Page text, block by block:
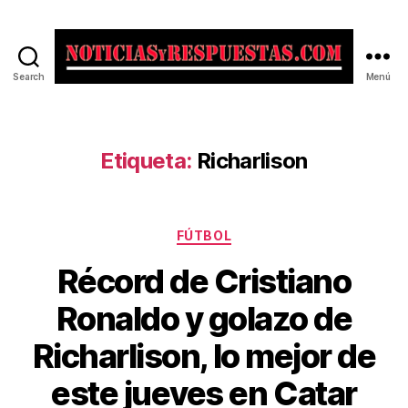
Search Menú
Etiqueta: Richarlison
Categorías
FÚTBOL
Récord de Cristiano
Ronaldo y golazo de
Richarlison, lo mejor de
este jueves en Catar